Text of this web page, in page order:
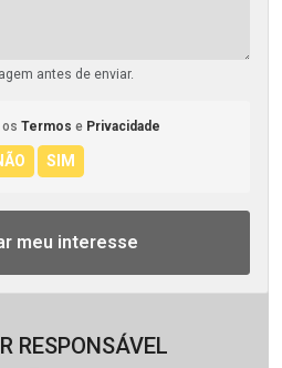
antes de enviar.
Termos e Privacidade
meu interesse
RESPONSÁVEL